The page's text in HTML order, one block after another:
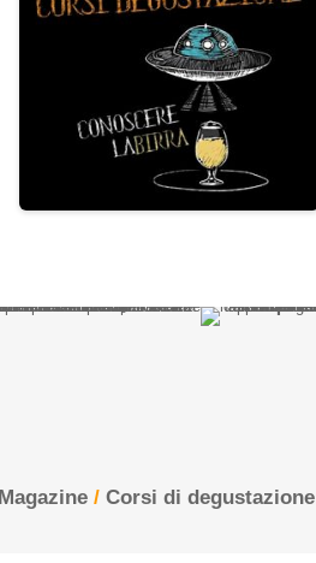
Magazine / Corsi di degustazione